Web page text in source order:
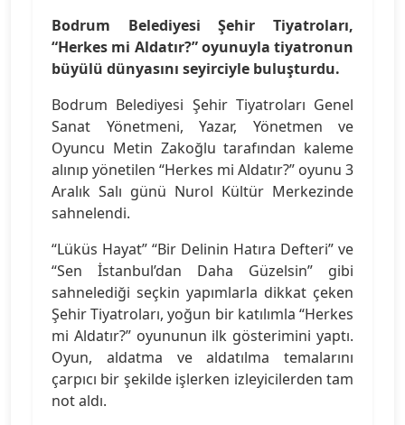
Bodrum Belediyesi Şehir Tiyatroları,
“Herkes mi Aldatır?” oyunuyla tiyatronun
büyülü dünyasını seyirciyle buluşturdu.
Bodrum Belediyesi Şehir Tiyatroları Genel
Sanat Yönetmeni, Yazar, Yönetmen ve
Oyuncu Metin Zakoğlu tarafından kaleme
alınıp yönetilen “Herkes mi Aldatır?” oyunu 3
Aralık Salı günü Nurol Kültür Merkezinde
sahnelendi.
“Lüküs Hayat” “Bir Delinin Hatıra Defteri” ve
“Sen İstanbul’dan Daha Güzelsin” gibi
sahnelediği seçkin yapımlarla dikkat çeken
Şehir Tiyatroları, yoğun bir katılımla “Herkes
mi Aldatır?” oyununun ilk gösterimini yaptı.
Oyun, aldatma ve aldatılma temalarını
çarpıcı bir şekilde işlerken izleyicilerden tam
not aldı.